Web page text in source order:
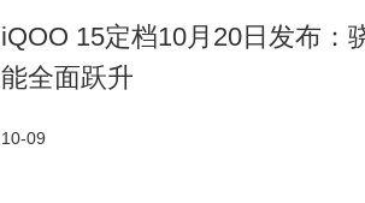
iQOO 15定档10月20日发布：
能全面跃升
10-09